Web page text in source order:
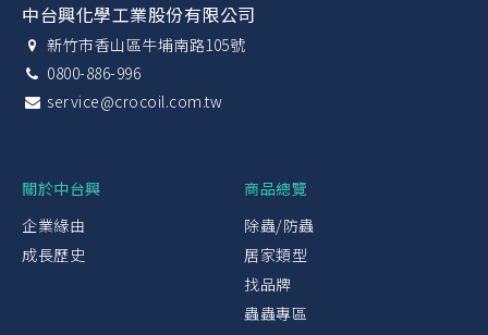
中台興化學工業股份有限公司
新竹市香山區牛埔南路105號
0800-886-996
service@crocoil.com.tw
關於中台興
企業緣由
成長歷史
商品總覽
除蟲/防蟲
居家類型
找品牌
蟲蟲專區